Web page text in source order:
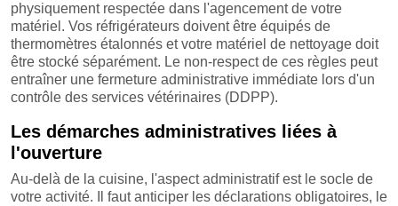
physiquement respectée dans l'agencement de votre
matériel. Vos réfrigérateurs doivent être équipés de
thermomètres étalonnés et votre matériel de nettoyage doit
être stocké séparément. Le non-respect de ces règles peut
entraîner une fermeture administrative immédiate lors d'un
contrôle des services vétérinaires (DDPP).
Les démarches administratives liées à
l'ouverture
Au-delà de la cuisine, l'aspect administratif est le socle de
votre activité. Il faut anticiper les déclarations obligatoires, le